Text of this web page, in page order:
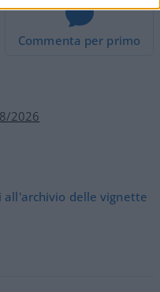
Commenta per primo
2026
all'archivio delle vignette